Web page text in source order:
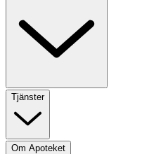
Tjänster
Om Apoteket